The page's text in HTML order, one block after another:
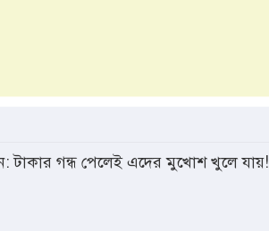
টাকার গন্ধ পেলেই এদের মুখোশ খুলে যায়!